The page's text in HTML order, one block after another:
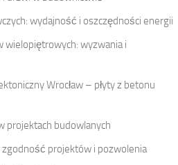
wydajność i oszczędności energii
wielopiętrowych: wyzwania i
Wrocław – płyty z betonu
projektach budowlanych
projektów i pozwolenia